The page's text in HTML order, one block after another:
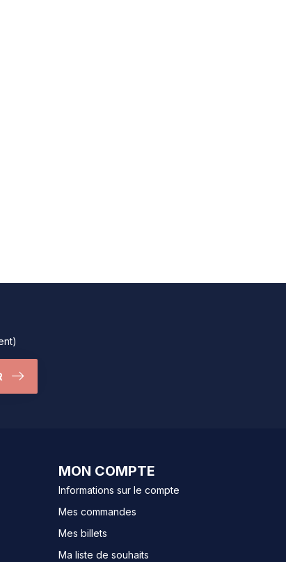
MON COMPTE
Informations sur le compte
Mes commandes
Mes billets
Ma liste de souhaits